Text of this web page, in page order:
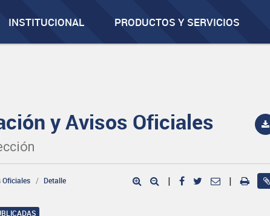
INSTITUCIONAL PRODUCTOS Y SERVICIOS
y Avisos Oficiales
Oficiales Detalle | |